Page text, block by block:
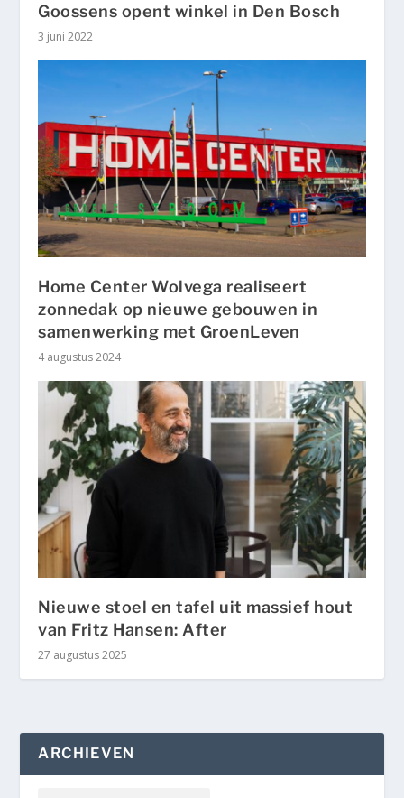
Goossens opent winkel in Den Bosch
3 juni 2022
Home Center Wolvega realiseert
zonnedak op nieuwe gebouwen in
samenwerking met GroenLeven
4 augustus 2024
Nieuwe stoel en tafel uit massief hout
van Fritz Hansen: After
27 augustus 2025
ARCHIEVEN